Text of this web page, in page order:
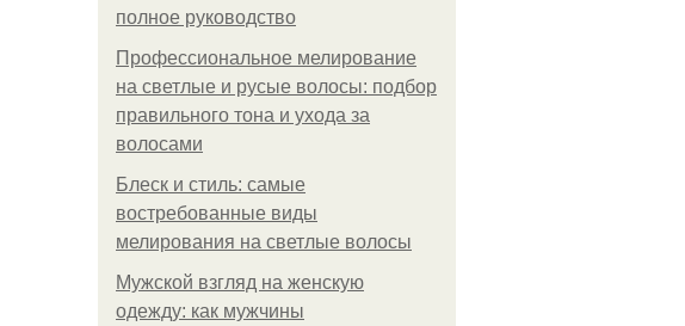
полное руководство
Профессиональное мелирование
на светлые и русые волосы: подбор
правильного тона и ухода за
волосами
Блеск и стиль: самые
востребованные виды
мелирования на светлые волосы
Мужской взгляд на женскую
одежду: как мужчины